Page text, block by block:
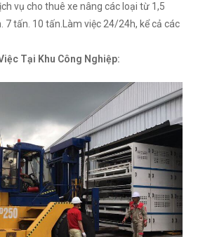
vụ cho thuê xe nâng các loại từ 1,5
7 tấn. 10 tấn.Làm việc 24/24h, kể cả các
Tại Khu Công Nghiệp: